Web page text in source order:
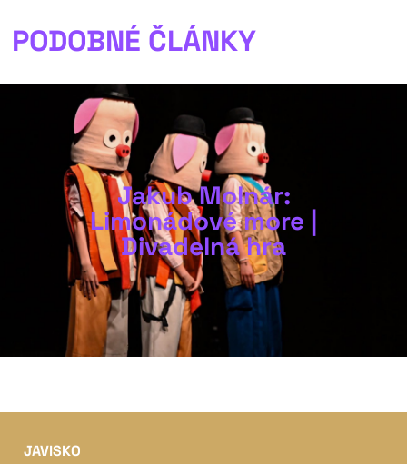
PODOBNÉ ČLÁNKY
Jakub Molnár:
Limonádové more |
Divadelná hra
JAVISKO